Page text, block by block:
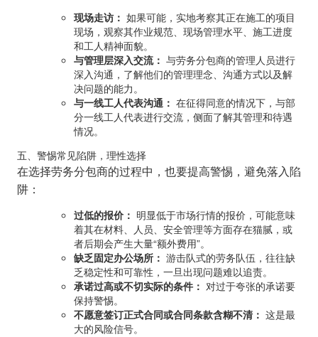
现场走访： 如果可能，实地考察其正在施工的项目
现场，观察其作业规范、现场管理水平、施工进度
和工人精神面貌。
与管理层深入交流： 与劳务分包商的管理人员进行
深入沟通，了解他们的管理理念、沟通方式以及解
决问题的能力。
与一线工人代表沟通： 在征得同意的情况下，与部
分一线工人代表进行交流，侧面了解其管理和待遇
情况。
五、警惕常见陷阱，理性选择
在选择劳务分包商的过程中，也要提高警惕，避免落入陷
阱：
过低的报价： 明显低于市场行情的报价，可能意味
着其在材料、人员、安全管理等方面存在猫腻，或
者后期会产生大量“额外费用”。
缺乏固定办公场所： 游击队式的劳务队伍，往往缺
乏稳定性和可靠性，一旦出现问题难以追责。
承诺过高或不切实际的条件： 对过于夸张的承诺要
保持警惕。
不愿意签订正式合同或合同条款含糊不清： 这是最
大的风险信号。